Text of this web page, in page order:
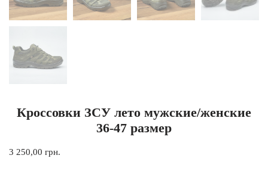
Кроссовки ЗСУ лето мужские/женские
36-47 размер
3 250,00 грн.